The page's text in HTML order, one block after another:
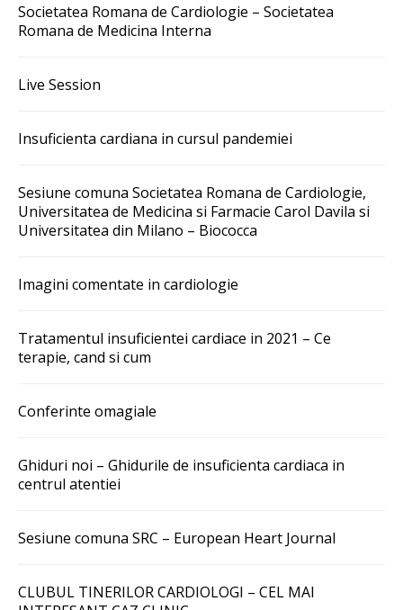
Societatea Romana de Cardiologie – Societatea
Romana de Medicina Interna
Live Session
Insuficienta cardiana in cursul pandemiei
Sesiune comuna Societatea Romana de Cardiologie,
Universitatea de Medicina si Farmacie Carol Davila si
Universitatea din Milano – Biococca
Imagini comentate in cardiologie
Tratamentul insuficientei cardiace in 2021 – Ce
terapie, cand si cum
Conferinte omagiale
Ghiduri noi – Ghidurile de insuficienta cardiaca in
centrul atentiei
Sesiune comuna SRC – European Heart Journal
CLUBUL TINERILOR CARDIOLOGI – CEL MAI